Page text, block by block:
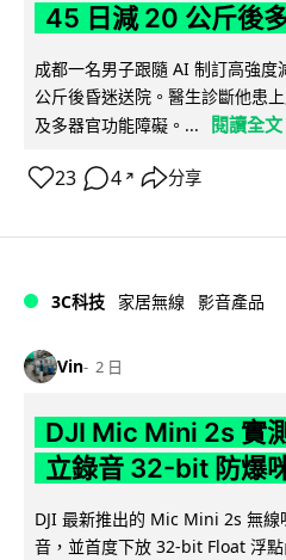
45 日減 20 公斤後
成都一名男子跟隨 AI 制訂高強
公斤後昏迷送院。醫生診斷他患
及多器官功能障礙。...
閱讀全文
23 4 ↗ 分享
3C科技 家居無線 影音產品
Vin 2 日
DJI Mic Mini 2s 實
立錄音 32-bit 防爆
DJI 最新推出的 Mic Mini 2s 無
音，並首度下放 32-bit Float 浮